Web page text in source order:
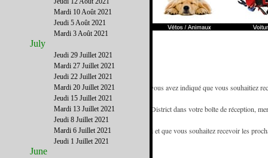
- Vous recevez la newsletter de French District car vous avez indiqué que vous souhaitiez
référence des francophones de Floride.
- Pour être certain de recevoir les emails de French District dans votre boîte de réception,
- Si vous recevez cette newsletter de la part d'un ami et que vous souhaitez recevoir les
www.FrenchDistrict.comgratuitement.
Mardi 10 Août 2021
Jeudi 5 Août 2021
Mardi 3 Août 2021
July
Jeudi 29 Juillet 2021
Mardi 27 Juillet 2021
Jeudi 22 Juillet 2021
Mardi 20 Juillet 2021
Jeudi 15 Juillet 2021
Mardi 13 Juillet 2021
Jeudi 8 Juillet 2021
Mardi 6 Juillet 2021
Jeudi 1 Juillet 2021
June